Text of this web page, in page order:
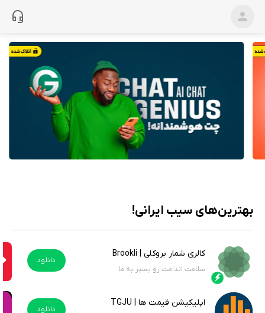
بهترین‌های سیب ایرانی!
کالری شمار بروکلی | Brookli
سلامت اندامت رو بسپر به ما
دانلود
اپلیکیشن قیمت ها | TGJU
دانلود